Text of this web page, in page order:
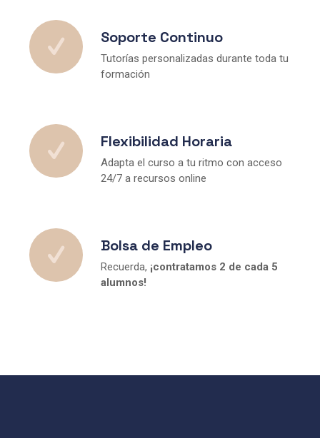
Soporte Continuo
Tutorías personalizadas durante toda tu
formación
Flexibilidad Horaria
Adapta el curso a tu ritmo con acceso
24/7 a recursos online
Bolsa de Empleo
Recuerda, ¡contratamos 2 de cada 5
alumnos!